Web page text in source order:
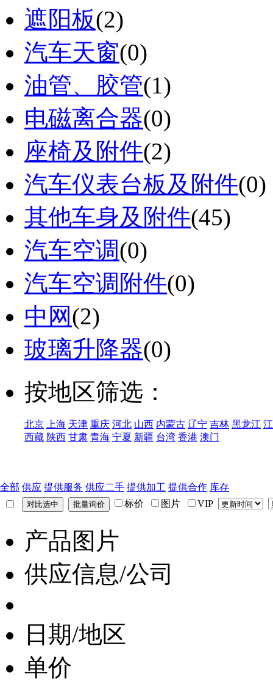
遮阳板(2)
汽车天窗(0)
油管、胶管(1)
电磁离合器(0)
座椅及附件(2)
汽车仪表台板及附件(0)
其他车身及附件(45)
汽车空调(0)
汽车空调附件(0)
中网(2)
玻璃升降器(0)
按地区筛选：
北京 上海 天津 重庆 河北 山西 内蒙古 辽宁 吉林 黑龙江
西藏 陕西 甘肃 青海 宁夏 新疆 台湾 香港 澳门
全部 供应 提供服务 供应二手 提供加工 提供合作 库存
标价
图片 VIP
产品图片
供应信息/公司
日期/地区
单价